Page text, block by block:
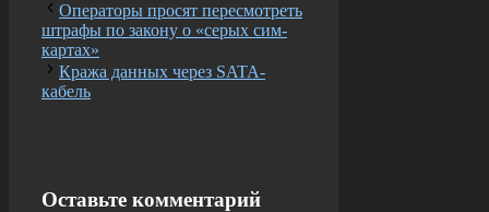
Операторы просят пересмотреть
штрафы по закону о «серых сим-
картах»
Кража данных через SATA-
кабель
Оставьте комментарий